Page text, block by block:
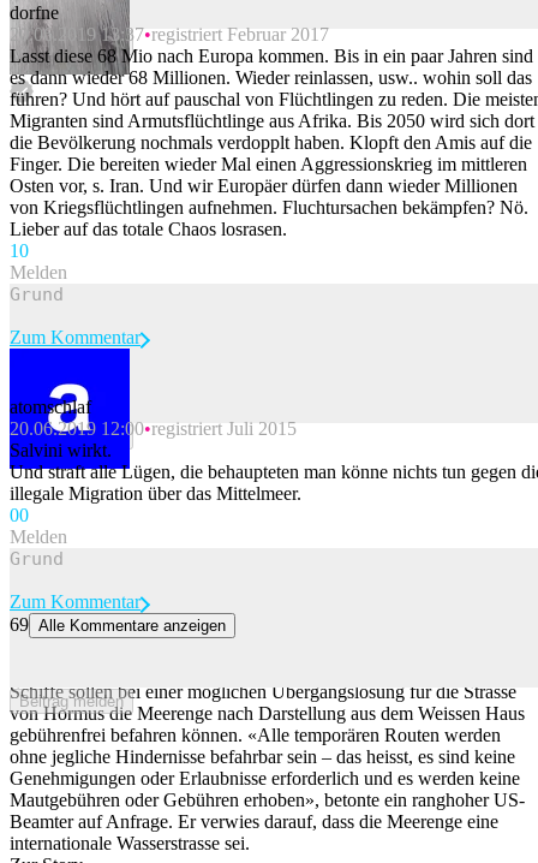
Beitrag melden
dorfne
20.06.2019 13:37 registriert Februar 2017
Lasst diese 68 Mio nach Europa kommen. Bis in ein paar Jahren sind
es dann wieder 68 Millionen. Wieder reinlassen, usw.. wohin soll das
führen? Und hört auf pauschal von Flüchtlingen zu reden. Die
Migranten sind Armutsflüchtlinge aus Afrika. Bis 2050 wird sich dort
die Bevölkerung nochmals verdopplt haben. Klopft den Amis auf die
Finger. Die bereiten wieder Mal einen Aggressionskrieg im mittleren
Osten vor, s. Iran. Und wir Europäer dürfen dann wieder Millionen
von Kriegsflüchtlingen aufnehmen. Fluchtursachen bekämpfen? Nö.
Lieber auf das totale Chaos losrasen.
10
Melden
Beitrag melden
Zum Kommentar
atomschlaf
20.06.2019 12:00 registriert Juli 2015
Salvini wirkt.
Und straft alle Lügen, die behaupteten man könne nichts tun gegen
illegale Migration über das Mittelmeer.
00
Melden
Beitrag melden
Zum Kommentar
69 Alle Kommentare anzeigen
Schiffe sollen bei einer möglichen Übergangslösung für die Strasse
von Hormus die Meerenge nach Darstellung aus dem Weissen Haus
gebührenfrei befahren können. «Alle temporären Routen werden
ohne jegliche Hindernisse befahrbar sein – das heisst, es sind keine
Genehmigungen oder Erlaubnisse erforderlich und es werden keine
Mautgebühren oder Gebühren erhoben», betonte ein ranghoher US-
Beamter auf Anfrage. Er verwies darauf, dass die Meerenge eine
internationale Wasserstrasse sei.